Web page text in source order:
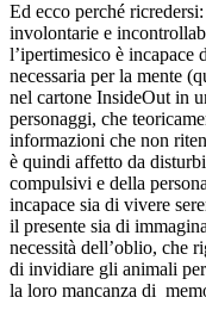
Ed ecco perché
involontarie e
l’ipertimesico è
necessaria per la mente
nel cartone InsideOut in
personaggi, che
informazioni che non
è quindi affetto da disturbi
compulsivi e della
incapace sia di vivere
il presente sia di
necessità dell’oblio, che
di invidiare gli animali
la loro mancanza di